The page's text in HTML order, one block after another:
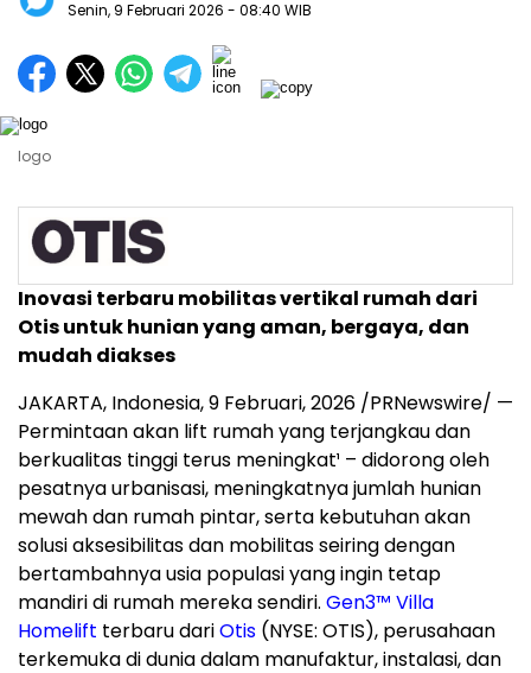
Senin, 9 Februari 2026 - 08:40 WIB
logo
Inovasi terbaru mobilitas vertikal rumah dari
Otis untuk hunian yang aman, bergaya, dan
mudah diakses
JAKARTA, Indonesia,9 Februari, 2026 /PRNewswire/ —
Permintaanakan lift rumah yang terjangkau dan
berkualitas tinggi terus meningkat¹ – didorong oleh
pesatnya urbanisasi, meningkatnya jumlah hunian
mewah dan rumah pintar, serta kebutuhan akan
solusi aksesibilitas dan mobilitas seiring dengan
bertambahnya usia populasi yang ingin tetap
mandiri di rumah mereka sendiri. Gen3™ Villa
Homelift terbaru dariOtis (NYSE: OTIS), perusahaan
terkemuka di duniadalam manufaktur, instalasi, dan